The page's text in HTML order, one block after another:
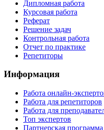
Дипломная работа
Курсовая работа
Реферат
Решение задач
Контрольная работа
Отчет по практике
Репетиторы
Информация
Работа онлайн-
Работа для репетиторов
Работа для
Топ экспертов
Партнерская программа